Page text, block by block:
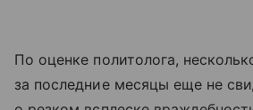
По оценке политолога,
за последние месяцы еще не